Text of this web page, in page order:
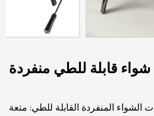
قابلة للطي منفردة
الشواء المنفردة القابلة للطي: متعة